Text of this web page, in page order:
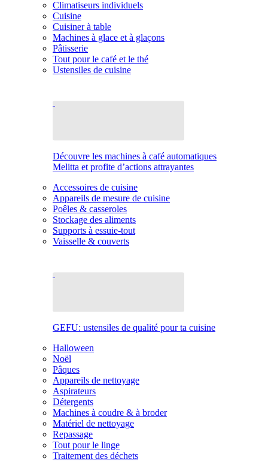
Climatiseurs individuels
Cuisine
Cuisiner à table
Machines à glace et à glaçons
Pâtisserie
Tout pour le café et le thé
Ustensiles de cuisine
Découvre les machines à café automatiques
Melitta et profite d’actions attrayantes
Accessoires de cuisine
Appareils de mesure de cuisine
Poêles & casseroles
Stockage des aliments
Supports à essuie-tout
Vaisselle & couverts
GEFU: ustensiles de qualité pour ta cuisine
Halloween
Noël
Pâques
Appareils de nettoyage
Aspirateurs
Détergents
Machines à coudre & à broder
Matériel de nettoyage
Repassage
Tout pour le linge
Traitement des déchets